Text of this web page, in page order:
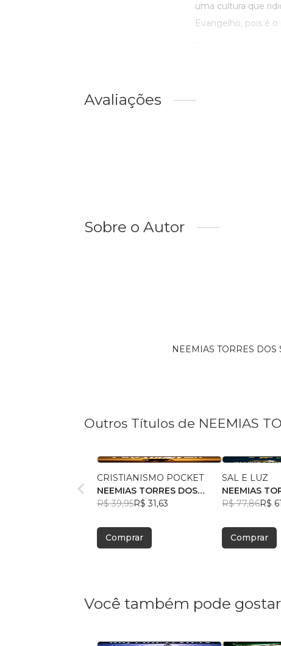
uma cultura que
Evangelho, pois é
Avaliações
Sobre o Autor
NEEMIAS TORRES
Outros Títulos de NEEMIAS
CRISTIANISMO POCKET
NEEMIAS TORRES DOS
SANTOS
R$ 39,95R$ 31,63
Comprar
SAL E LUZ
NEEMIAS
SANTOS
R$ 77,86R$
Comprar
Você também pode